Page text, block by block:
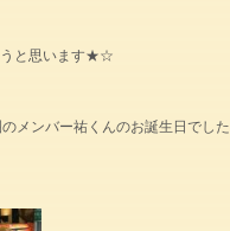
うと思います★☆
メンバー祐くんのお誕生日でした